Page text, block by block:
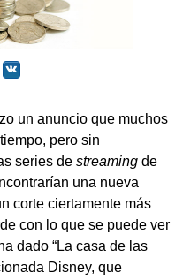
un anuncio que muchos
pero sin
series de streaming de
una nueva
corte ciertamente más
con lo que se puede ver
dado “La casa de las
Disney, que